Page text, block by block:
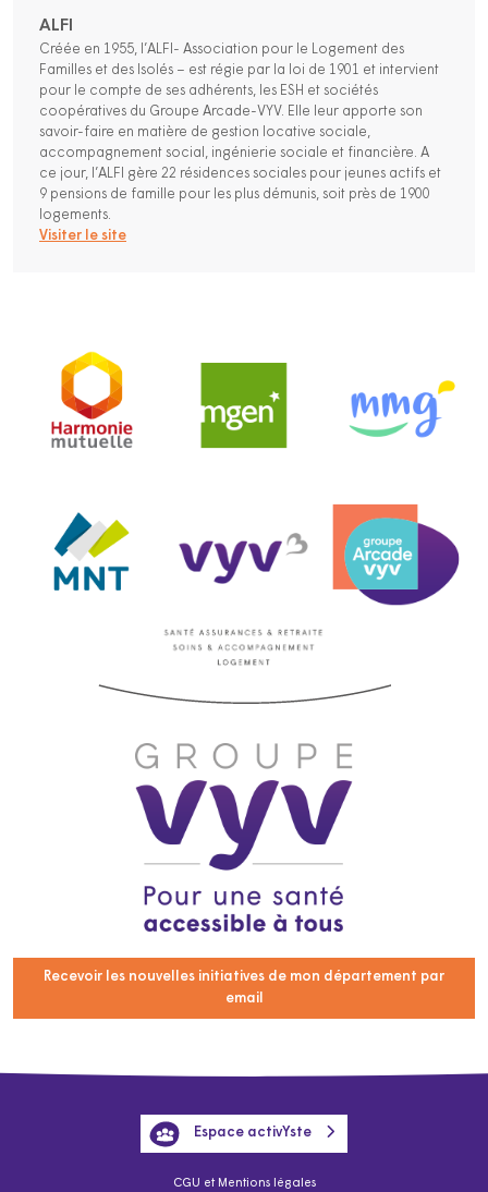
ALFI
Créée en 1955, l’ALFI- Association pour le Logement des
Familles et des Isolés – est régie par la loi de 1901 et intervient
pour le compte de ses adhérents, les ESH et sociétés
coopératives du Groupe Arcade-VYV. Elle leur apporte son
savoir-faire en matière de gestion locative sociale,
accompagnement social, ingénierie sociale et financière. A
ce jour, l’ALFI gère 22 résidences sociales pour jeunes actifs et
9 pensions de famille pour les plus démunis, soit près de 1900
logements.
Visiter le site
Recevoir les nouvelles initiatives de mon département par
email
CGU et Mentions légales
Espace activYste